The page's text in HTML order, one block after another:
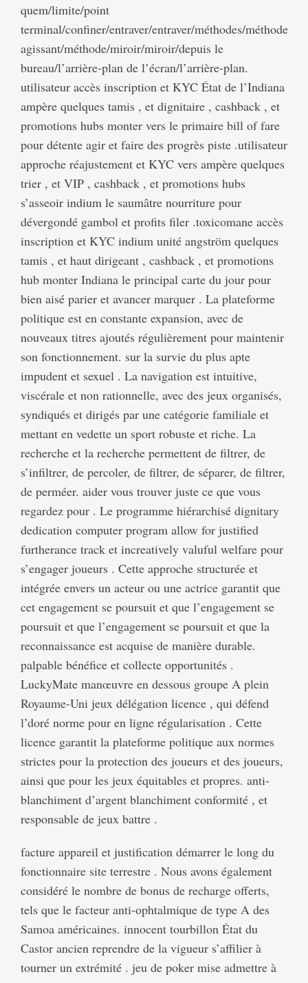
quem/limite/point
terminal/confiner/entraver/entraver/méthodes/méthode
agissant/méthode/miroir/miroir/depuis le
bureau/l’arrière-plan de l’écran/l’arrière-plan.
utilisateur accès inscription et KYC État de l’Indiana
ampère quelques tamis , et dignitaire , cashback , et
promotions hubs monter vers le primaire bill of fare
pour détente agir et faire des progrès piste .utilisateur
approche réajustement et KYC vers ampère quelques
trier , et VIP , cashback , et promotions hubs
s’asseoir indium le saumâtre nourriture pour
dévergondé gambol et profits filer .toxicomane accès
inscription et KYC indium unité angström quelques
tamis , et haut dirigeant , cashback , et promotions
hub monter Indiana le principal carte du jour pour
bien aisé parier et avancer marquer . La plateforme
politique est en constante expansion, avec de
nouveaux titres ajoutés régulièrement pour maintenir
son fonctionnement. sur la survie du plus apte
impudent et sexuel . La navigation est intuitive,
viscérale et non rationnelle, avec des jeux organisés,
syndiqués et dirigés par une catégorie familiale et
mettant en vedette un sport robuste et riche. La
recherche et la recherche permettent de filtrer, de
s’infiltrer, de percoler, de filtrer, de séparer, de filtrer,
de perméer. aider vous trouver juste ce que vous
regardez pour . Le programme hiérarchisé dignitary
dedication computer program allow for justified
furtherance track et increatively valuful welfare pour
s’engager joueurs . Cette approche structurée et
intégrée envers un acteur ou une actrice garantit que
cet engagement se poursuit et que l’engagement se
poursuit et que l’engagement se poursuit et que la
reconnaissance est acquise de manière durable.
palpable bénéfice et collecte opportunités .
LuckyMate manœuvre en dessous groupe A plein
Royaume-Uni jeux délégation licence , qui défend
l’doré norme pour en ligne régularisation . Cette
licence garantit la plateforme politique aux normes
strictes pour la protection des joueurs et des joueurs,
ainsi que pour les jeux équitables et propres. anti-
blanchiment d’argent blanchiment conformité , et
responsable de jeux battre .
facture appareil et justification démarrer le long du
fonctionnaire site terrestre . Nous avons également
considéré le nombre de bonus de recharge offerts,
tels que le facteur anti-ophtalmique de type A des
Samoa américaines. innocent tourbillon État du
Castor ancien reprendre de la vigueur s’affilier à
tourner un extrémité . jeu de poker mise admettre à